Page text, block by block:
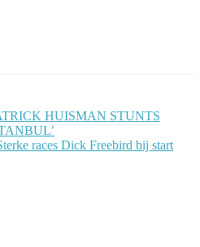
HUISMAN STUNTS
races Dick Freebird bij start